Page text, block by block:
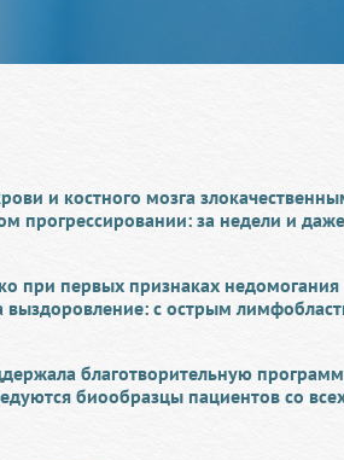
и костного мозга
прогрессировании: за недели и
при первых признаках недомогания
выздоровление: с острым
благотворительную
биообразцы пациентов со